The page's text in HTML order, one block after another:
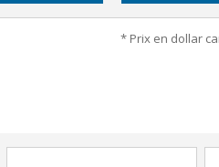
* Prix en dollar